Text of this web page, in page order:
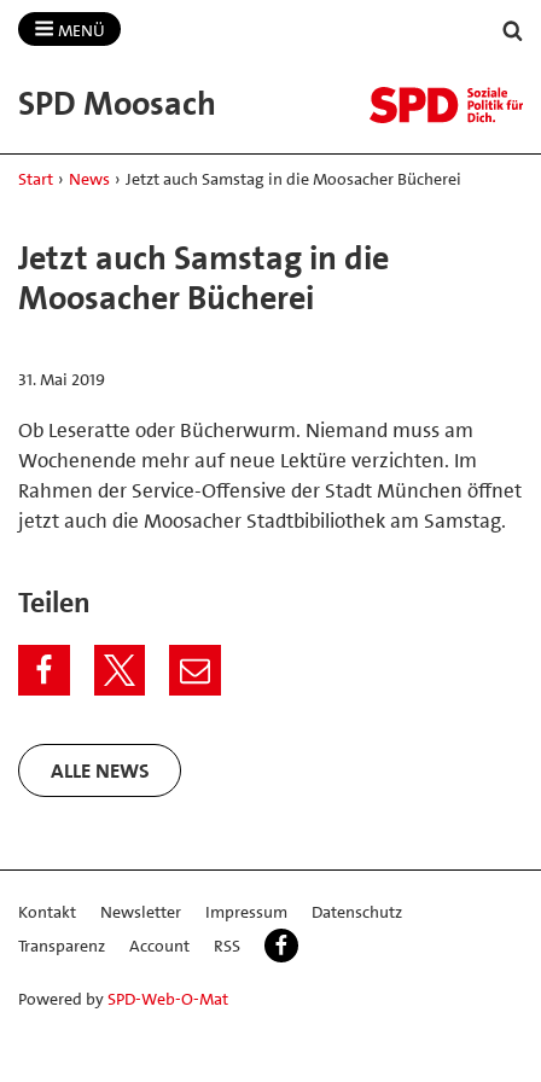
MENÜ
SPD Moosach
Start › News › Jetzt auch Samstag in die Moosacher Bücherei
Jetzt auch Samstag in die
Moosacher Bücherei
31. Mai 2019
Ob Leseratte oder Bücherwurm. Niemand muss am
Wochenende mehr auf neue Lektüre verzichten. Im
Rahmen der Service-Offensive der Stadt München öffnet
jetzt auch die Moosacher Stadtbibiliothek am Samstag.
Teilen
ALLE NEWS
Kontakt Newsletter Impressum
Datenschutz
Transparenz
Account RSS
Powered bySPD-Web-O-Mat